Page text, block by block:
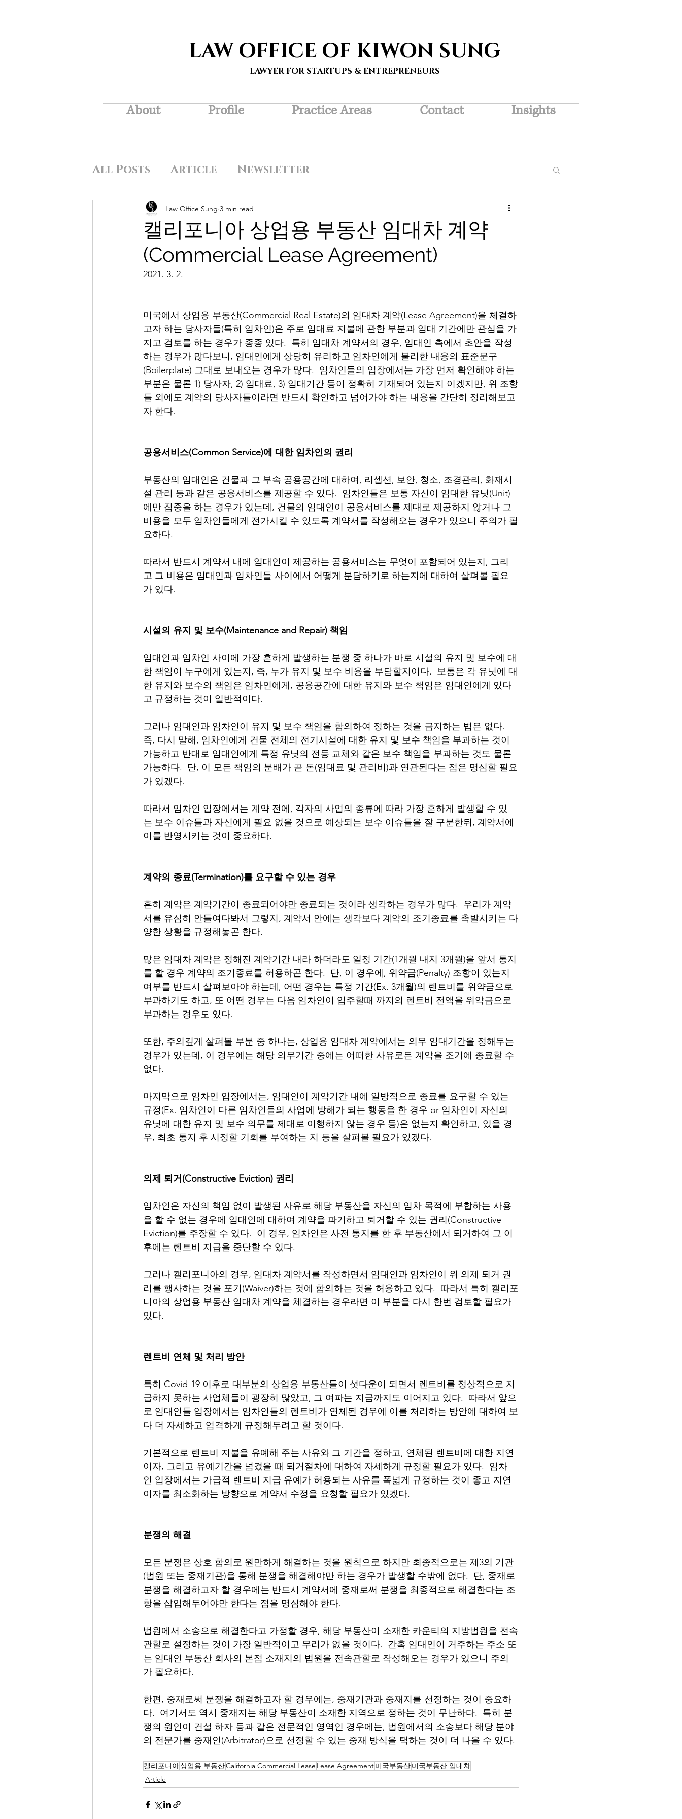
LAW OFFICE OF KIWON SUNG
LAWYER FOR STARTUPS & ENTREPRENEURS
About Profile Practice Areas Contact Insights
All Posts Article Newsletter
캘리포니아 상업용 부동산 임대차 계약
(Commercial Lease Agreement)
Law Office Sung 3 min read
2021. 3. 2.
미국에서 상업용 부동산(Commercial Real Estate)의 임대차 계약(Lease Agreement)을 체결하
고자 하는 당사자들(특히 임차인)은 주로 임대료 지불에 관한 부분과 임대 기간에만 관심을 가
지고 검토를 하는 경우가 종종 있다.  특히 임대차 계약서의 경우, 임대인 측에서 초안을 작성
하는 경우가 많다보니, 임대인에게 상당히 유리하고 임차인에게 불리한 내용의 표준문구
(Boilerplate) 그대로 보내오는 경우가 많다.  임차인들의 입장에서는 가장 먼저 확인해야 하는
부분은 물론 1) 당사자, 2) 임대료, 3) 임대기간 등이 정확히 기재되어 있는지 이겠지만, 위 조항
들 외에도 계약의 당사자들이라면 반드시 확인하고 넘어가야 하는 내용을 간단히 정리해보고
자 한다.
공용서비스(Common Service)에 대한 임차인의 권리
부동산의 임대인은 건물과 그 부속 공용공간에 대하여, 리셉션, 보안, 청소, 조경관리, 화재시
설 관리 등과 같은 공용서비스를 제공할 수 있다.  임차인들은 보통 자신이 임대한 유닛(Unit)
에만 집중을 하는 경우가 있는데, 건물의 임대인이 공용서비스를 제대로 제공하지 않거나 그
비용을 모두 임차인들에게 전가시킬 수 있도록 계약서를 작성해오는 경우가 있으니 주의가 필
요하다.
따라서 반드시 계약서 내에 임대인이 제공하는 공용서비스는 무엇이 포함되어 있는지, 그리
고 그 비용은 임대인과 임차인들 사이에서 어떻게 분담하기로 하는지에 대하여 살펴볼 필요
가 있다.
시설의 유지 및 보수(Maintenance and Repair) 책임
임대인과 임차인 사이에 가장 흔하게 발생하는 분쟁 중 하나가 바로 시설의 유지 및 보수에 대
한 책임이 누구에게 있는지, 즉, 누가 유지 및 보수 비용을 부담할지이다.  보통은 각 유닛에 대
한 유지와 보수의 책임은 임차인에게, 공용공간에 대한 유지와 보수 책임은 임대인에게 있다
고 규정하는 것이 일반적이다.
그러나 임대인과 임차인이 유지 및 보수 책임을 합의하여 정하는 것을 금지하는 법은 없다.
즉, 다시 말해, 임차인에게 건물 전체의 전기시설에 대한 유지 및 보수 책임을 부과하는 것이
가능하고 반대로 임대인에게 특정 유닛의 전등 교체와 같은 보수 책임을 부과하는 것도 물론
가능하다.  단, 이 모든 책임의 분배가 곧 돈(임대료 및 관리비)과 연관된다는 점은 명심할 필요
가 있겠다.
따라서 임차인 입장에서는 계약 전에, 각자의 사업의 종류에 따라 가장 흔하게 발생할 수 있
는 보수 이슈들과 자신에게 필요 없을 것으로 예상되는 보수 이슈들을 잘 구분한뒤, 계약서에
이를 반영시키는 것이 중요하다.
계약의 종료(Termination)를 요구할 수 있는 경우
흔히 계약은 계약기간이 종료되어야만 종료되는 것이라 생각하는 경우가 많다.  우리가 계약
서를 유심히 안들여다봐서 그렇지, 계약서 안에는 생각보다 계약의 조기종료를 촉발시키는 다
양한 상황을 규정해놓곤 한다.
많은 임대차 계약은 정해진 계약기간 내라 하더라도 일정 기간(1개월 내지 3개월)을 앞서 통지
를 할 경우 계약의 조기종료를 허용하곤 한다.  단, 이 경우에, 위약금(Penalty) 조항이 있는지
여부를 반드시 살펴보아야 하는데, 어떤 경우는 특정 기간(Ex. 3개월)의 렌트비를 위약금으로
부과하기도 하고, 또 어떤 경우는 다음 임차인이 입주할때 까지의 렌트비 전액을 위약금으로
부과하는 경우도 있다.
또한, 주의깊게 살펴볼 부분 중 하나는, 상업용 임대차 계약에서는 의무 임대기간을 정해두는
경우가 있는데, 이 경우에는 해당 의무기간 중에는 어떠한 사유로든 계약을 조기에 종료할 수
없다.
마지막으로 임차인 입장에서는, 임대인이 계약기간 내에 일방적으로 종료를 요구할 수 있는
규정(Ex. 임차인이 다른 임차인들의 사업에 방해가 되는 행동을 한 경우 or 임차인이 자신의
유닛에 대한 유지 및 보수 의무를 제대로 이행하지 않는 경우 등)은 없는지 확인하고, 있을 경
우, 최초 통지 후 시정할 기회를 부여하는 지 등을 살펴볼 필요가 있겠다.
의제 퇴거(Constructive Eviction) 권리
임차인은 자신의 책임 없이 발생된 사유로 해당 부동산을 자신의 임차 목적에 부합하는 사용
을 할 수 없는 경우에 임대인에 대하여 계약을 파기하고 퇴거할 수 있는 권리(Constructive
Eviction)를 주장할 수 있다.  이 경우, 임차인은 사전 통지를 한 후 부동산에서 퇴거하여 그 이
후에는 렌트비 지급을 중단할 수 있다.
그러나 캘리포니아의 경우, 임대차 계약서를 작성하면서 임대인과 임차인이 위 의제 퇴거 권
리를 행사하는 것을 포기(Waiver)하는 것에 합의하는 것을 허용하고 있다.  따라서 특히 캘리포
니아의 상업용 부동산 임대차 계약을 체결하는 경우라면 이 부분을 다시 한번 검토할 필요가
있다.
렌트비 연체 및 처리 방안
특히 Covid-19 이후로 대부분의 상업용 부동산들이 셧다운이 되면서 렌트비를 정상적으로 지
급하지 못하는 사업체들이 굉장히 많았고, 그 여파는 지금까지도 이어지고 있다.  따라서 앞으
로 임대인들 입장에서는 임차인들의 렌트비가 연체된 경우에 이를 처리하는 방안에 대하여 보
다 더 자세하고 엄격하게 규정해두려고 할 것이다.
기본적으로 렌트비 지불을 유예해 주는 사유와 그 기간을 정하고, 연체된 렌트비에 대한 지연
이자, 그리고 유예기간을 넘겼을 때 퇴거절차에 대하여 자세하게 규정할 필요가 있다.  임차
인 입장에서는 가급적 렌트비 지급 유예가 허용되는 사유를 폭넓게 규정하는 것이 좋고 지연
이자를 최소화하는 방향으로 계약서 수정을 요청할 필요가 있겠다.
분쟁의 해결
모든 분쟁은 상호 합의로 원만하게 해결하는 것을 원칙으로 하지만 최종적으로는 제3의 기관
(법원 또는 중재기관)을 통해 분쟁을 해결해야만 하는 경우가 발생할 수밖에 없다.  단, 중재로
분쟁을 해결하고자 할 경우에는 반드시 계약서에 중재로써 분쟁을 최종적으로 해결한다는 조
항을 삽입해두어야만 한다는 점을 명심해야 한다.
법원에서 소송으로 해결한다고 가정할 경우, 해당 부동산이 소재한 카운티의 지방법원을 전속
관할로 설정하는 것이 가장 일반적이고 무리가 없을 것이다.  간혹 임대인이 거주하는 주소 또
는 임대인 부동산 회사의 본점 소재지의 법원을 전속관할로 작성해오는 경우가 있으니 주의
가 필요하다.
한편, 중재로써 분쟁을 해결하고자 할 경우에는, 중재기관과 중재지를 선정하는 것이 중요하
다.  여기서도 역시 중재지는 해당 부동산이 소재한 지역으로 정하는 것이 무난하다.  특히 분
쟁의 원인이 건설 하자 등과 같은 전문적인 영역인 경우에는, 법원에서의 소송보다 해당 분야
의 전문가를 중재인(Arbitrator)으로 선정할 수 있는 중재 방식을 택하는 것이 더 나을 수 있다.
캘리포니아상업용 부동산California Commercial Lease Lease Agreement미국부동산미국부동산 임대차
Article